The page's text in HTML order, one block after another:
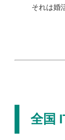
それは婚
全国